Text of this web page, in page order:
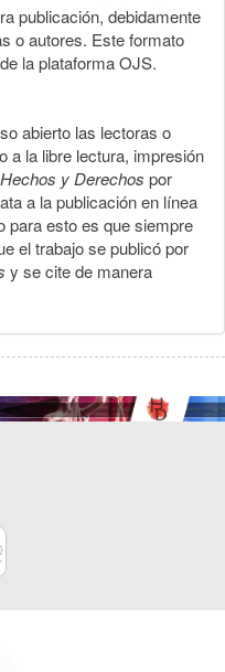
publicación, debidamente
o autores. Este formato
la plataforma OJS.
abierto las lectoras o
a la libre lectura, impresión
Hechos y Derechos por
a la publicación en línea
para esto es que siempre
el trabajo se publicó por
y se cite de manera